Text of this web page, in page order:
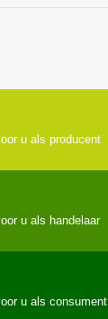
u als producent
u als handelaar
u als consument